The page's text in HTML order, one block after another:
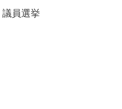
議員選挙